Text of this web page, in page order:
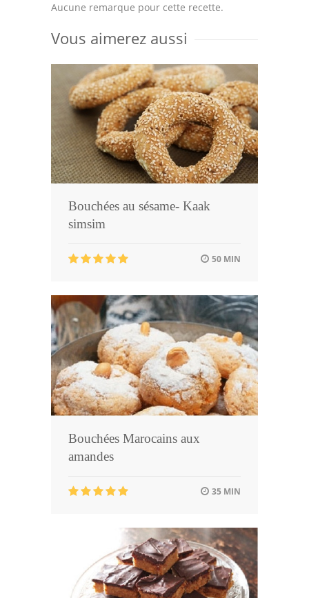
Aucune remarque pour cette recette.
Vous aimerez aussi
Bouchées au sésame- Kaak
simsim
50 MIN
Bouchées Marocains aux
amandes
35 MIN